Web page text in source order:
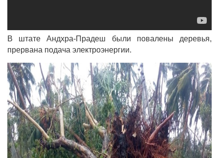
В штате Андхра-Прадеш были повалены деревья,
прервана подача электроэнергии.